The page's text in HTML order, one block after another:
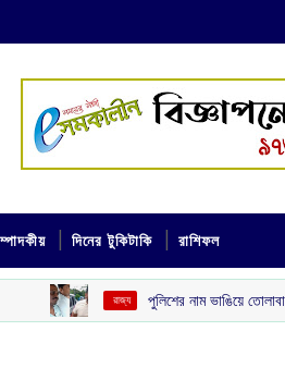
দিনের টুকিটাকি রাশিফল
পুলিশের নাম ভাঙিয়ে তোলাবাজি! পেট্রাপোল